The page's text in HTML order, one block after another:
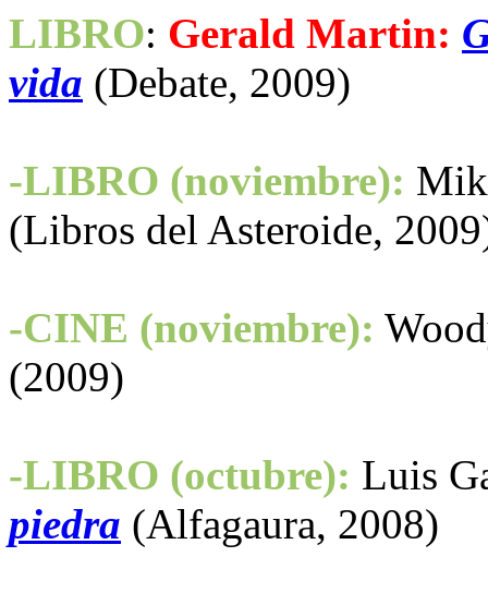
LIBRO: Gerald Martin:
vida (Debate, 2009)
-LIBRO (noviembre):
(Libros del Asteroide,
-CINE (noviembre):
(2009)
-LIBRO (octubre): Luis
piedra (Alfagaura, 2008)